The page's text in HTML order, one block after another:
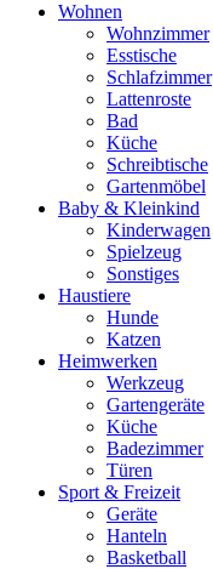
Wohnen
Wohnzimmer
Esstische
Schlafzimmer
Lattenroste
Bad
Küche
Schreibtische
Gartenmöbel
Baby & Kleinkind
Kinderwagen
Spielzeug
Sonstiges
Haustiere
Hunde
Katzen
Heimwerken
Werkzeug
Gartengeräte
Küche
Badezimmer
Türen
Sport & Freizeit
Geräte
Hanteln
Basketball